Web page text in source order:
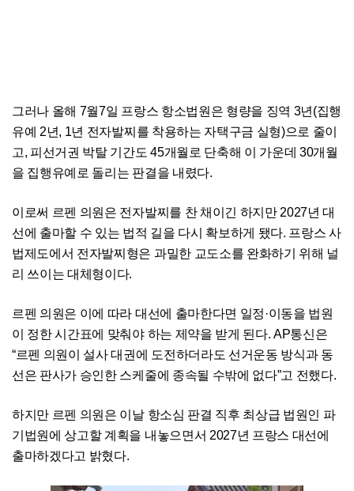
그러나 올해 7월7일 프랑스 항소법원은 형량을 징역 3년(집행
유예 2년, 1년 전자발찌를 착용하는 자택구금 실형)으로 줄이
고, 피선거권 박탈 기간도 45개월로 단축해 이 가운데 30개월
을 집행유예로 돌리는 판결을 내렸다.
이로써 르펜 의원은 전자발찌를 찬 채이긴 하지만 2027년 대
선에 출마할 수 있는 법적 길을 다시 확보하게 됐다. 프랑스 사
법제도에서 전자발찌형은 과밀한 교도소를 완화하기 위해 널
리 쓰이는 대체형이다.
르펜 의원은 이에 따라 대선에 출마한다면 일정·이동을 법원
이 정한 시간표에 맞춰야 하는 제약을 받게 된다. AP통신은
“르펜 의원이 설사 대권에 도전하더라도 선거운동 방식과 동
선은 판사가 승인한 스케줄에 종속될 수밖에 없다”고 전했다.
하지만 르펜 의원은 이날 항소심 판결 직후 최상급 법원인 파
기법원에 상고할 계획을 내놓으면서 2027년 프랑스 대선에
출마하겠다고 밝혔다.